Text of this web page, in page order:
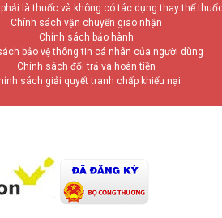
là thuốc và không có tác dụng thay thế
Chính sách vận chuyển giao nhận
Chính sách bảo hành
bảo vệ thông tin cá nhân của người dùng
Chính sách đổi trả và hoàn tiền
sách giải quyết tranh chấp khiếu nại